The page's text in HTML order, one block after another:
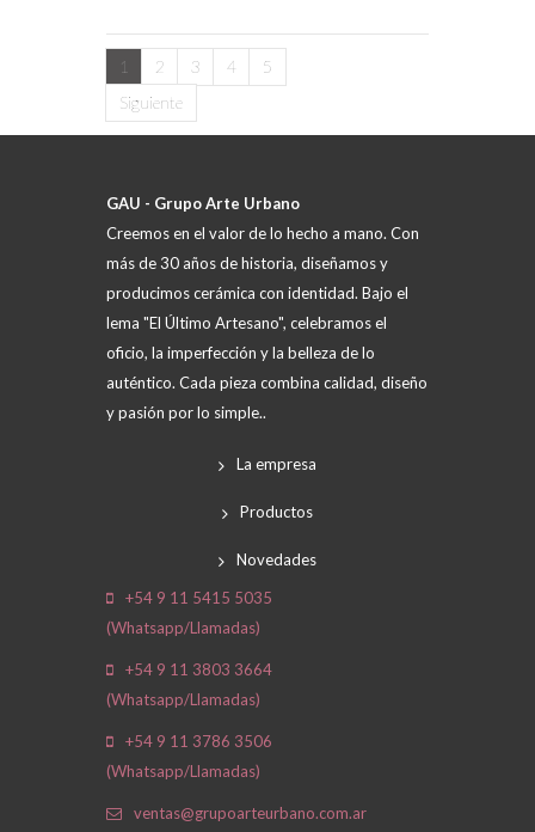
1 2 3 4
5
Siguiente
GAU - Grupo Arte Urbano
Creemos en el valor de lo hecho a mano. Con
más de 30 años de historia, diseñamos y
producimos cerámica con identidad. Bajo el
lema "El Último Artesano", celebramos el
oficio, la imperfección y la belleza de lo
auténtico. Cada pieza combina calidad, diseño
y pasión por lo simple..
La empresa
Productos
Novedades
+54 9 11 5415 5035
(Whatsapp/Llamadas)
+54 9 11 3803 3664
(Whatsapp/Llamadas)
+54 9 11 3786 3506
(Whatsapp/Llamadas)
ventas@grupoarteurbano.com.ar